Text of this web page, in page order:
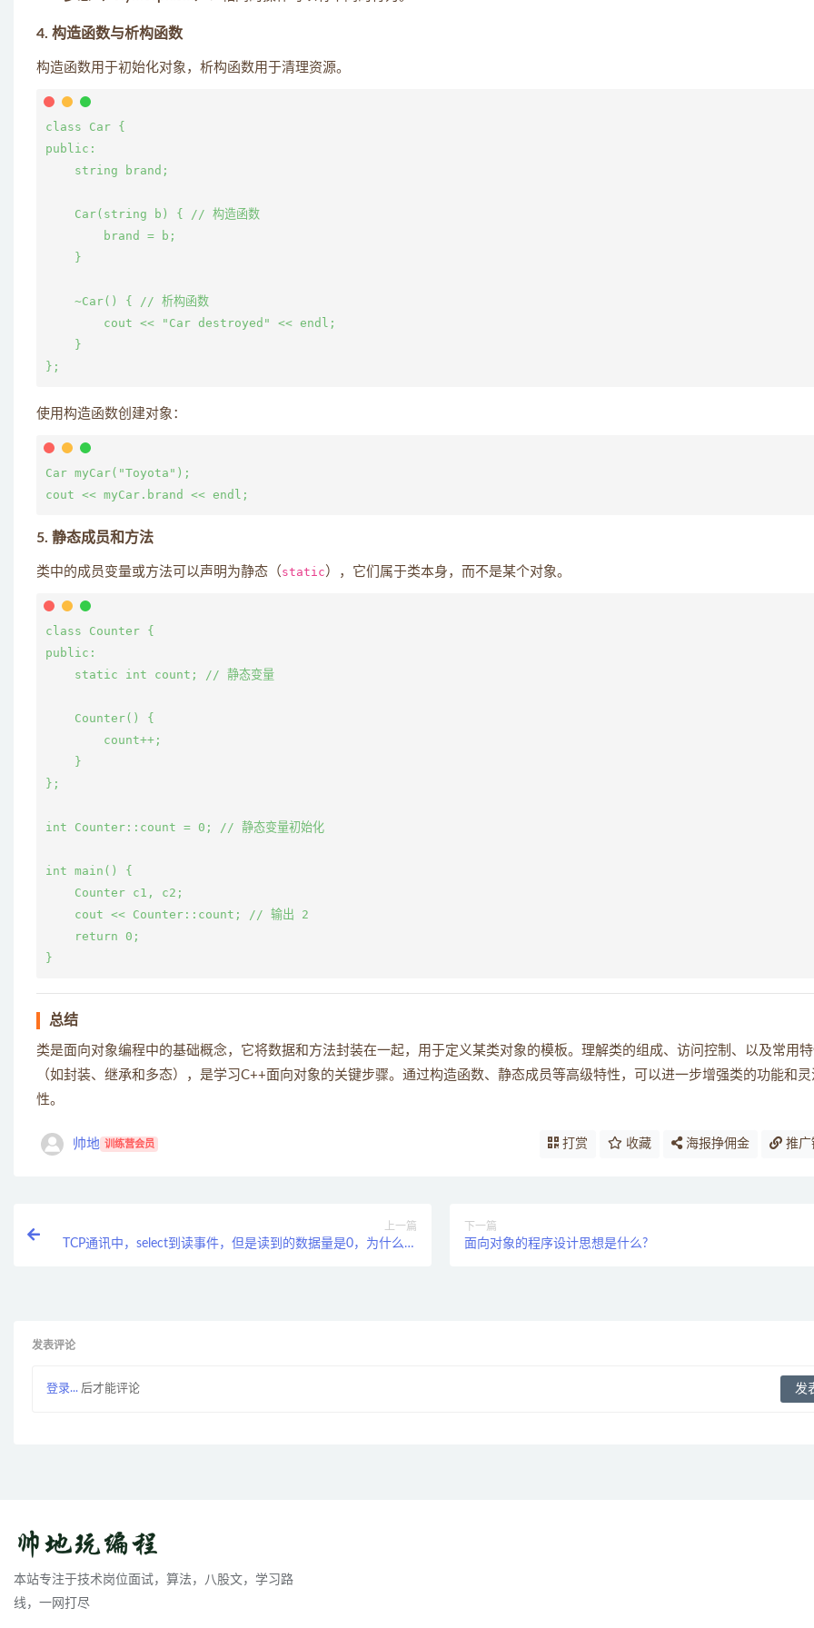
4. 构造函数与析构函数
构造函数用于初始化对象，析构函数用于清理资源。
class Car {
public:
    string brand;
    Car(string b) { // 构造函数
        brand = b;
    }
    ~Car() { // 析构函数
        cout << "Car destroyed" << endl;
    }
使用构造函数创建对象：
Car myCar("Toyota");
5. 静态成员和方法
类中的成员变量或方法可以声明为静态（static），它们属于类本身，而不是某个对象。
class Counter {
public:
    static int count; // 静态变量
    Counter() {
        count++;
    }
};
int Counter::count = 0; // 静态变量初始化
int main() {
    Counter c1, c2;
    cout << Counter::count; // 输出 2
    return 0;
总结
类是面向对象编程中的基础概念，它将数据和方法封装在一起，用于定义某类对象的模板。理解类的组成、访问控制、以及常用
（如封装、继承和多态），是学习C++面向对象的关键步骤。通过构造函数、静态成员等高级特性，可以进一步增强类的功能和灵
性。
帅地 训练营会员 打赏 收藏 海报挣佣金 推广
上一篇
TCP通讯中，select到读事件，但是读到的数据量是0，为什么，
下一篇
面向对象的程序设计思想是什么?
发表评论
登录... 后才能评论
本站专注于技术岗位面试，算法，八股文，学习路
线，一网打尽